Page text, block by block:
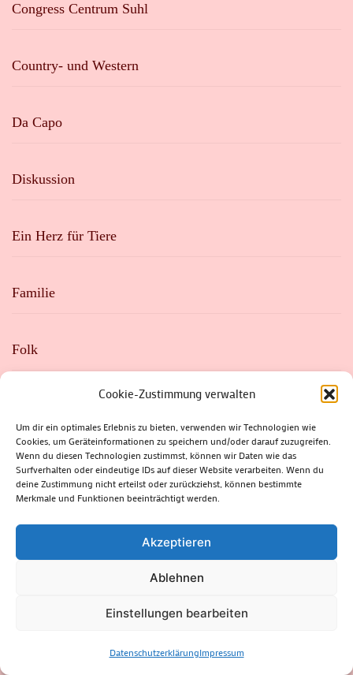
Cookie-Zustimmung verwalten
Um dir ein optimales Erlebnis zu bieten, verwenden wir Technologien wie
Cookies, um Geräteinformationen zu speichern und/oder darauf zuzugreifen.
Wenn du diesen Technologien zustimmst, können wir Daten wie das
Surfverhalten oder eindeutige IDs auf dieser Website verarbeiten. Wenn du
deine Zustimmung nicht erteilst oder zurückziehst, können bestimmte
Merkmale und Funktionen beeinträchtigt werden.
Akzeptieren
Ablehnen
Einstellungen bearbeiten
DatenschutzerklärungImpressum
Congress Centrum Suhl
Country- und Western
Da Capo
Diskussion
Ein Herz für Tiere
Familie
Folk
Gesundheit